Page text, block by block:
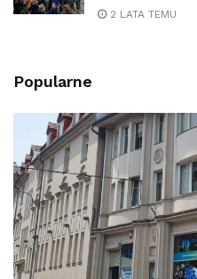
2 LATA TEMU
Popularne